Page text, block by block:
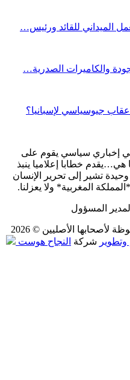
الميداني للقائد ورئيس…
والكاميرات الصدرية…
جيوسياسي لإسبانيا؟
إخباري سياسي يقوم على
هي…يقدم خطابا إعلاميا ينبذ
وحيدة تشير إلى تحرير الإنسان
المغربية* ولا يعزلنا.
المسؤول
لأصحابها الأصليين © 2026
شركة النجاح هوست